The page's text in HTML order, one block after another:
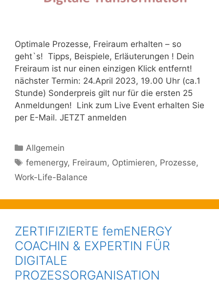
Optimale Prozesse, Freiraum erhalten – so
geht`s! Tipps, Beispiele, Erläuterungen ! Dein
Freiraum ist nur einen einzigen Klick entfernt!
nächster Termin: 24.April 2023, 19.00 Uhr (ca.1
Stunde) Sonderpreis gilt nur für die ersten 25
Anmeldungen! Link zum Live Event erhalten Sie
per E-Mail. JETZT anmelden
Kategorien
Allgemein
Schlagwörter
femenergy, Freiraum, Optimieren, Prozesse,
Work-Life-Balance
ZERTIFIZIERTE femENERGY
COACHIN & EXPERTIN FÜR
DIGITALE
PROZESSORGANISATION